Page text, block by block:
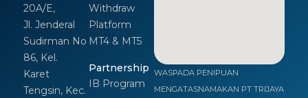
20A/E,
Jl. Jenderal
Sudirman No
86, Kel.
Karet
Tengsin, Kec.
Withdraw
Platform
MT4 & MT5
Partnership
IB Program
WASPADA PENIPUAN
MENGATASNAMAKAN PT TRIJAYA